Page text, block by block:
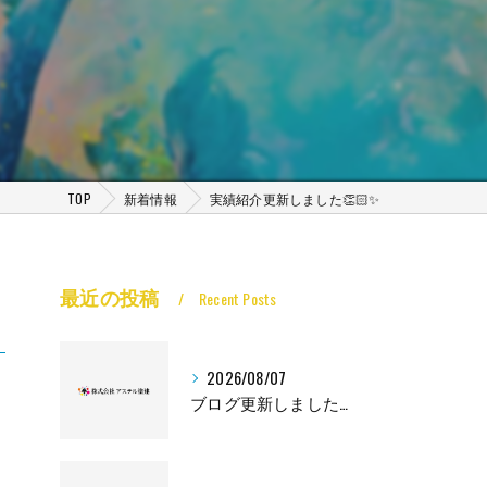
TOP 新着情報 実績紹介更新しました👏🏻✨
最近の投稿 Recent Posts
2026/08/07
ブログ更新しました🙌🏻✨